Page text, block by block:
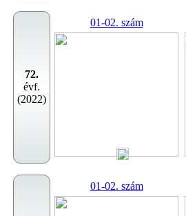
72.
évf.
(2022)
01-02. szám
01-02. szám